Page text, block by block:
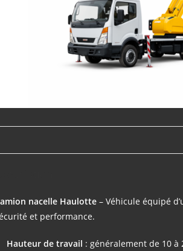
nacelle Haulotte – Véhicule équipé
et performance.
Hauteur de travail : généralement de 10 à